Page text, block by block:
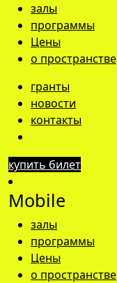
залы
программы
Цены
о пространстве
гранты
новости
контакты
купить билет
Mobile
залы
программы
Цены
о пространстве